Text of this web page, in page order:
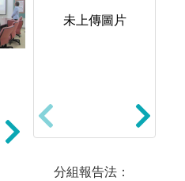
授，以分析
詩、詞、曲、
文等之篇章，
旨趣，以培養
未上傳圖片
分組報告法：